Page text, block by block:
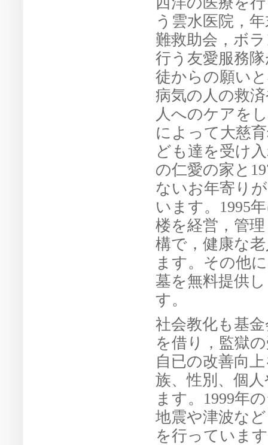
う雲水医院，
難救助会，ボ
行う友愛服務
徒からの願い
病気の人の救
人へのケアを
によって大慈
ども達を受け
の仁愛の家と
ないお年寄り
います。1995
楼を経営，管
構で，健康な
ます。その他
墓を無料提供
す。
社会教化も基
を借り，監獄
自已の改善向
族、性別、個
ます。1999年
地震や津波な
を行っていま